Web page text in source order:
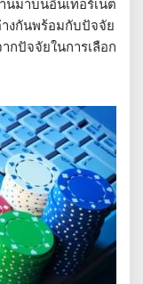
งกันพร้อมกับปัจจัย
ปัจจัยในการเลือก